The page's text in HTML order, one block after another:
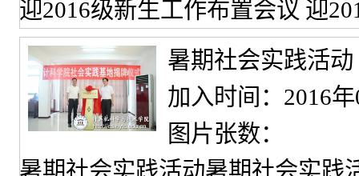
迎2016级新生工作布置会议 迎
暑期社会实践活动
加入时间：2016
图片张数：
暑期社会实践活动暑期社会实践